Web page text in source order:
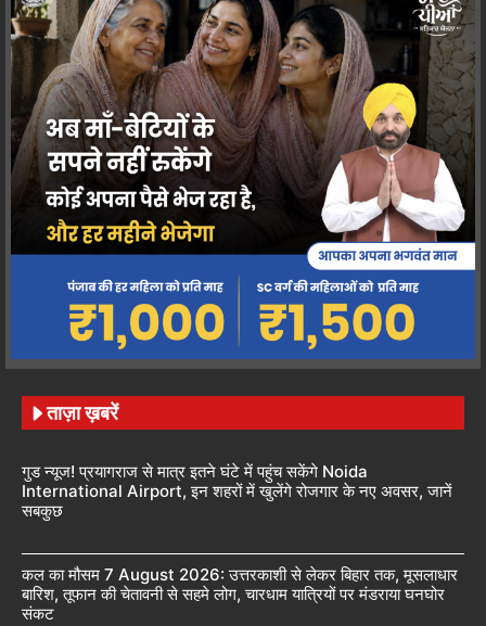
ताज़ा ख़बरें
गुड न्यूज! प्रयागराज से मात्र इतने घंटे में पहुंच सकेंगे Noida
International Airport, इन शहरों में खुलेंगे रोजगार के नए अवसर, जानें
सबकुछ
कल का मौसम 7 August 2026: उत्तरकाशी से लेकर बिहार तक, मूसलाधार
बारिश, तूफान की चेतावनी से सहमे लोग, चारधाम यात्रियों पर मंडराया घनघोर
संकट